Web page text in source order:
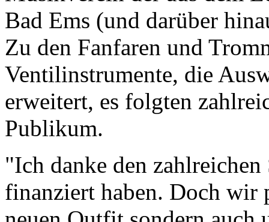
Bad Ems (und darüber
Zu den Fanfaren und
Ventilinstrumente, die
erweitert, es folgten
Publikum.
"Ich danke den
finanziert haben. Doch wir